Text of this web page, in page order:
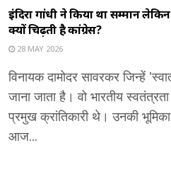
इंदिरा गांधी ने किया था सम्मान
क्यों चिढ़ती है कांग्रेस?
28 MAY 2026
विनायक दामोदर सावरकर जिन्हें
जाना जाता है। वो भारतीय
प्रमुख क्रांतिकारी थे। उनकी भूमिका
आज...